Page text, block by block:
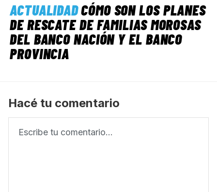
ACTUALIDADCÓMO SON LOS PLANES
DE RESCATE DE FAMILIAS MOROSAS
DEL BANCO NACIÓN Y EL BANCO
PROVINCIA
Hacé tu comentario